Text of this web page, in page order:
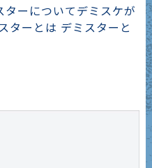
ーについてデミスケが
ターとは デミスターと